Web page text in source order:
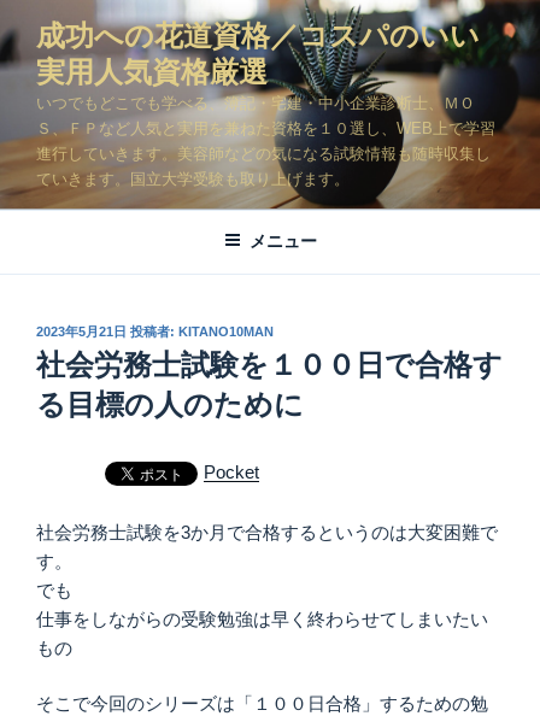
ン
テ
へ
ス
キ
プ
成功への花道資格／コスパのいい
実用人気資格厳選
いつでもどこでも学べる、簿記・宅建・中小企業診断士、ＭＯ
Ｓ、ＦＰなど人気と実用を兼ねた資格を１０選し、WEB上で学習
進行していきます。美容師などの気になる試験情報も随時収集し
ていきます。国立大学受験も取り上げます。
メニュー
投
稿
日:
2023年5月21日 投稿者: KITANO10MAN
社会労務士試験を１００日で合格す
る目標の人のために
Pocket
社会労務士試験を3か月で合格するというのは大変困難で
す。
でも
仕事をしながらの受験勉強は早く終わらせてしまいたい
もの
そこで今回のシリーズは「１００日合格」するための勉